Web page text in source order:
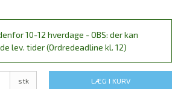
10-12 hverdage - OBS: der kan
lev. tider (Ordredeadline kl. 12)
stk LÆG I KURV